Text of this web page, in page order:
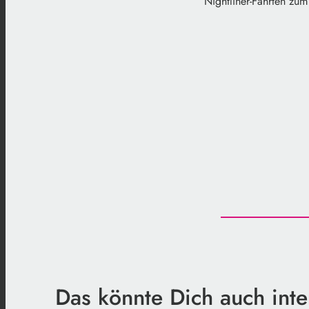
Das könnte Dich auch